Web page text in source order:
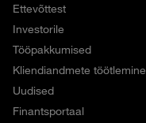
Ettevõttest
Investorile
Tööpakkumised
Kliendiandmete töötlemine
Uudised
Finantsportaal